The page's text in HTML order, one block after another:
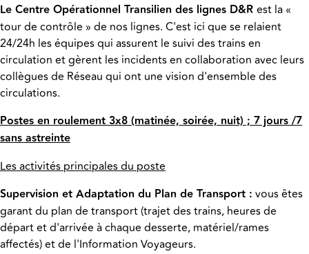
Le Centre Opérationnel Transilien des lignes D&R est la «
tour de contrôle » de nos lignes. C'est ici que se relaient
24/24h les équipes qui assurent le suivi des trains en
circulation et gèrent les incidents en collaboration avec leurs
collègues de Réseau qui ont une vision d'ensemble des
circulations.
Postes en roulement 3x8 (matinée, soirée, nuit) ; 7 jours /7
sans astreinte
Les activités principales du poste
Supervision et Adaptation du Plan de Transport : vous êtes
garant du plan de transport (trajet des trains, heures de
départ et d'arrivée à chaque desserte, matériel/rames
affectés) et de l'Information Voyageurs.